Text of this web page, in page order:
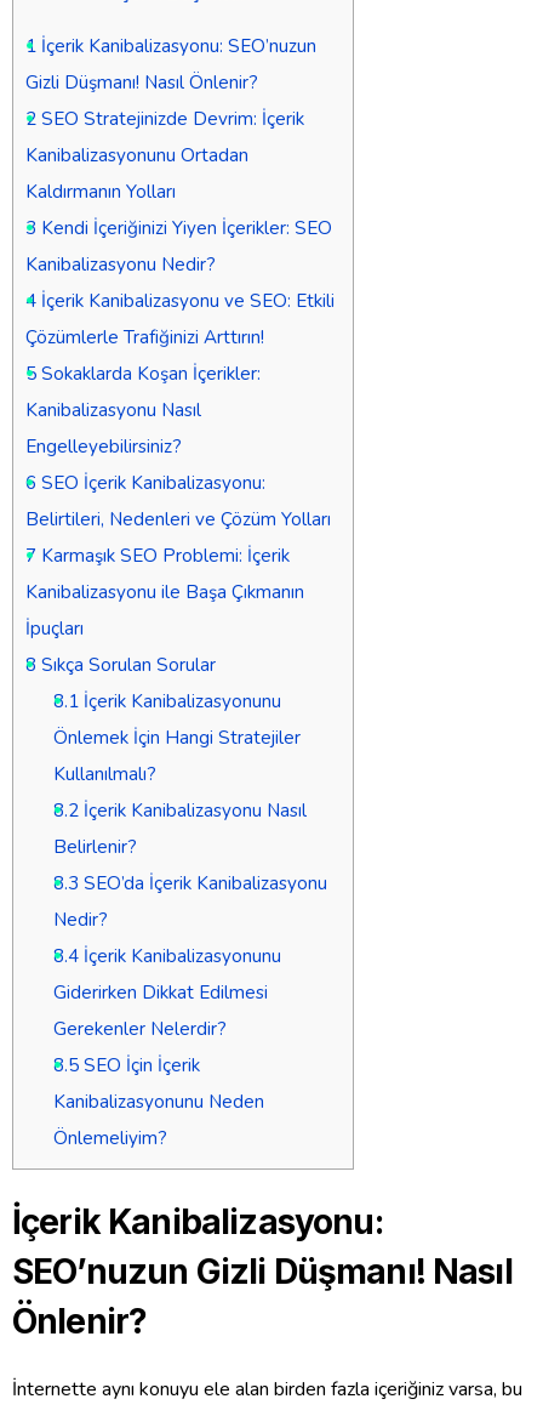
1 İçerik Kanibalizasyonu: SEO’nuzun
Gizli Düşmanı! Nasıl Önlenir?
2 SEO Stratejinizde Devrim: İçerik
Kanibalizasyonunu Ortadan
Kaldırmanın Yolları
3 Kendi İçeriğinizi Yiyen İçerikler: SEO
Kanibalizasyonu Nedir?
4 İçerik Kanibalizasyonu ve SEO: Etkili
Çözümlerle Trafiğinizi Arttırın!
5 Sokaklarda Koşan İçerikler:
Kanibalizasyonu Nasıl
Engelleyebilirsiniz?
6 SEO İçerik Kanibalizasyonu:
Belirtileri, Nedenleri ve Çözüm Yolları
7 Karmaşık SEO Problemi: İçerik
Kanibalizasyonu ile Başa Çıkmanın
İpuçları
8 Sıkça Sorulan Sorular
8.1İçerik Kanibalizasyonunu
Önlemek İçin Hangi Stratejiler
Kullanılmalı?
8.2İçerik Kanibalizasyonu Nasıl
Belirlenir?
8.3 SEO’da İçerik Kanibalizasyonu
Nedir?
8.4İçerik Kanibalizasyonunu
Giderirken Dikkat Edilmesi
Gerekenler Nelerdir?
8.5SEO İçin İçerik
Kanibalizasyonunu Neden
Önlemeliyim?
İçerik Kanibalizasyonu:
SEO’nuzun Gizli Düşmanı! Nasıl
Önlenir?
İnternette aynı konuyu ele alan birden fazla içeriğiniz varsa, bu